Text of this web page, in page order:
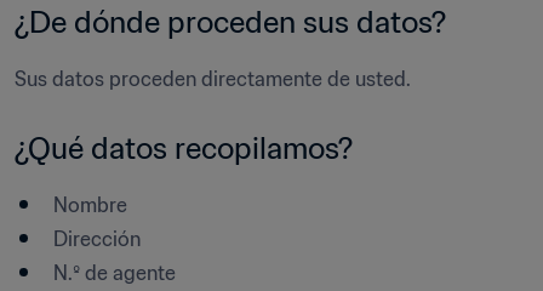
¿De dónde proceden sus datos?
¿Qué datos recopilamos?
Nombre
Dirección
N.º de agente